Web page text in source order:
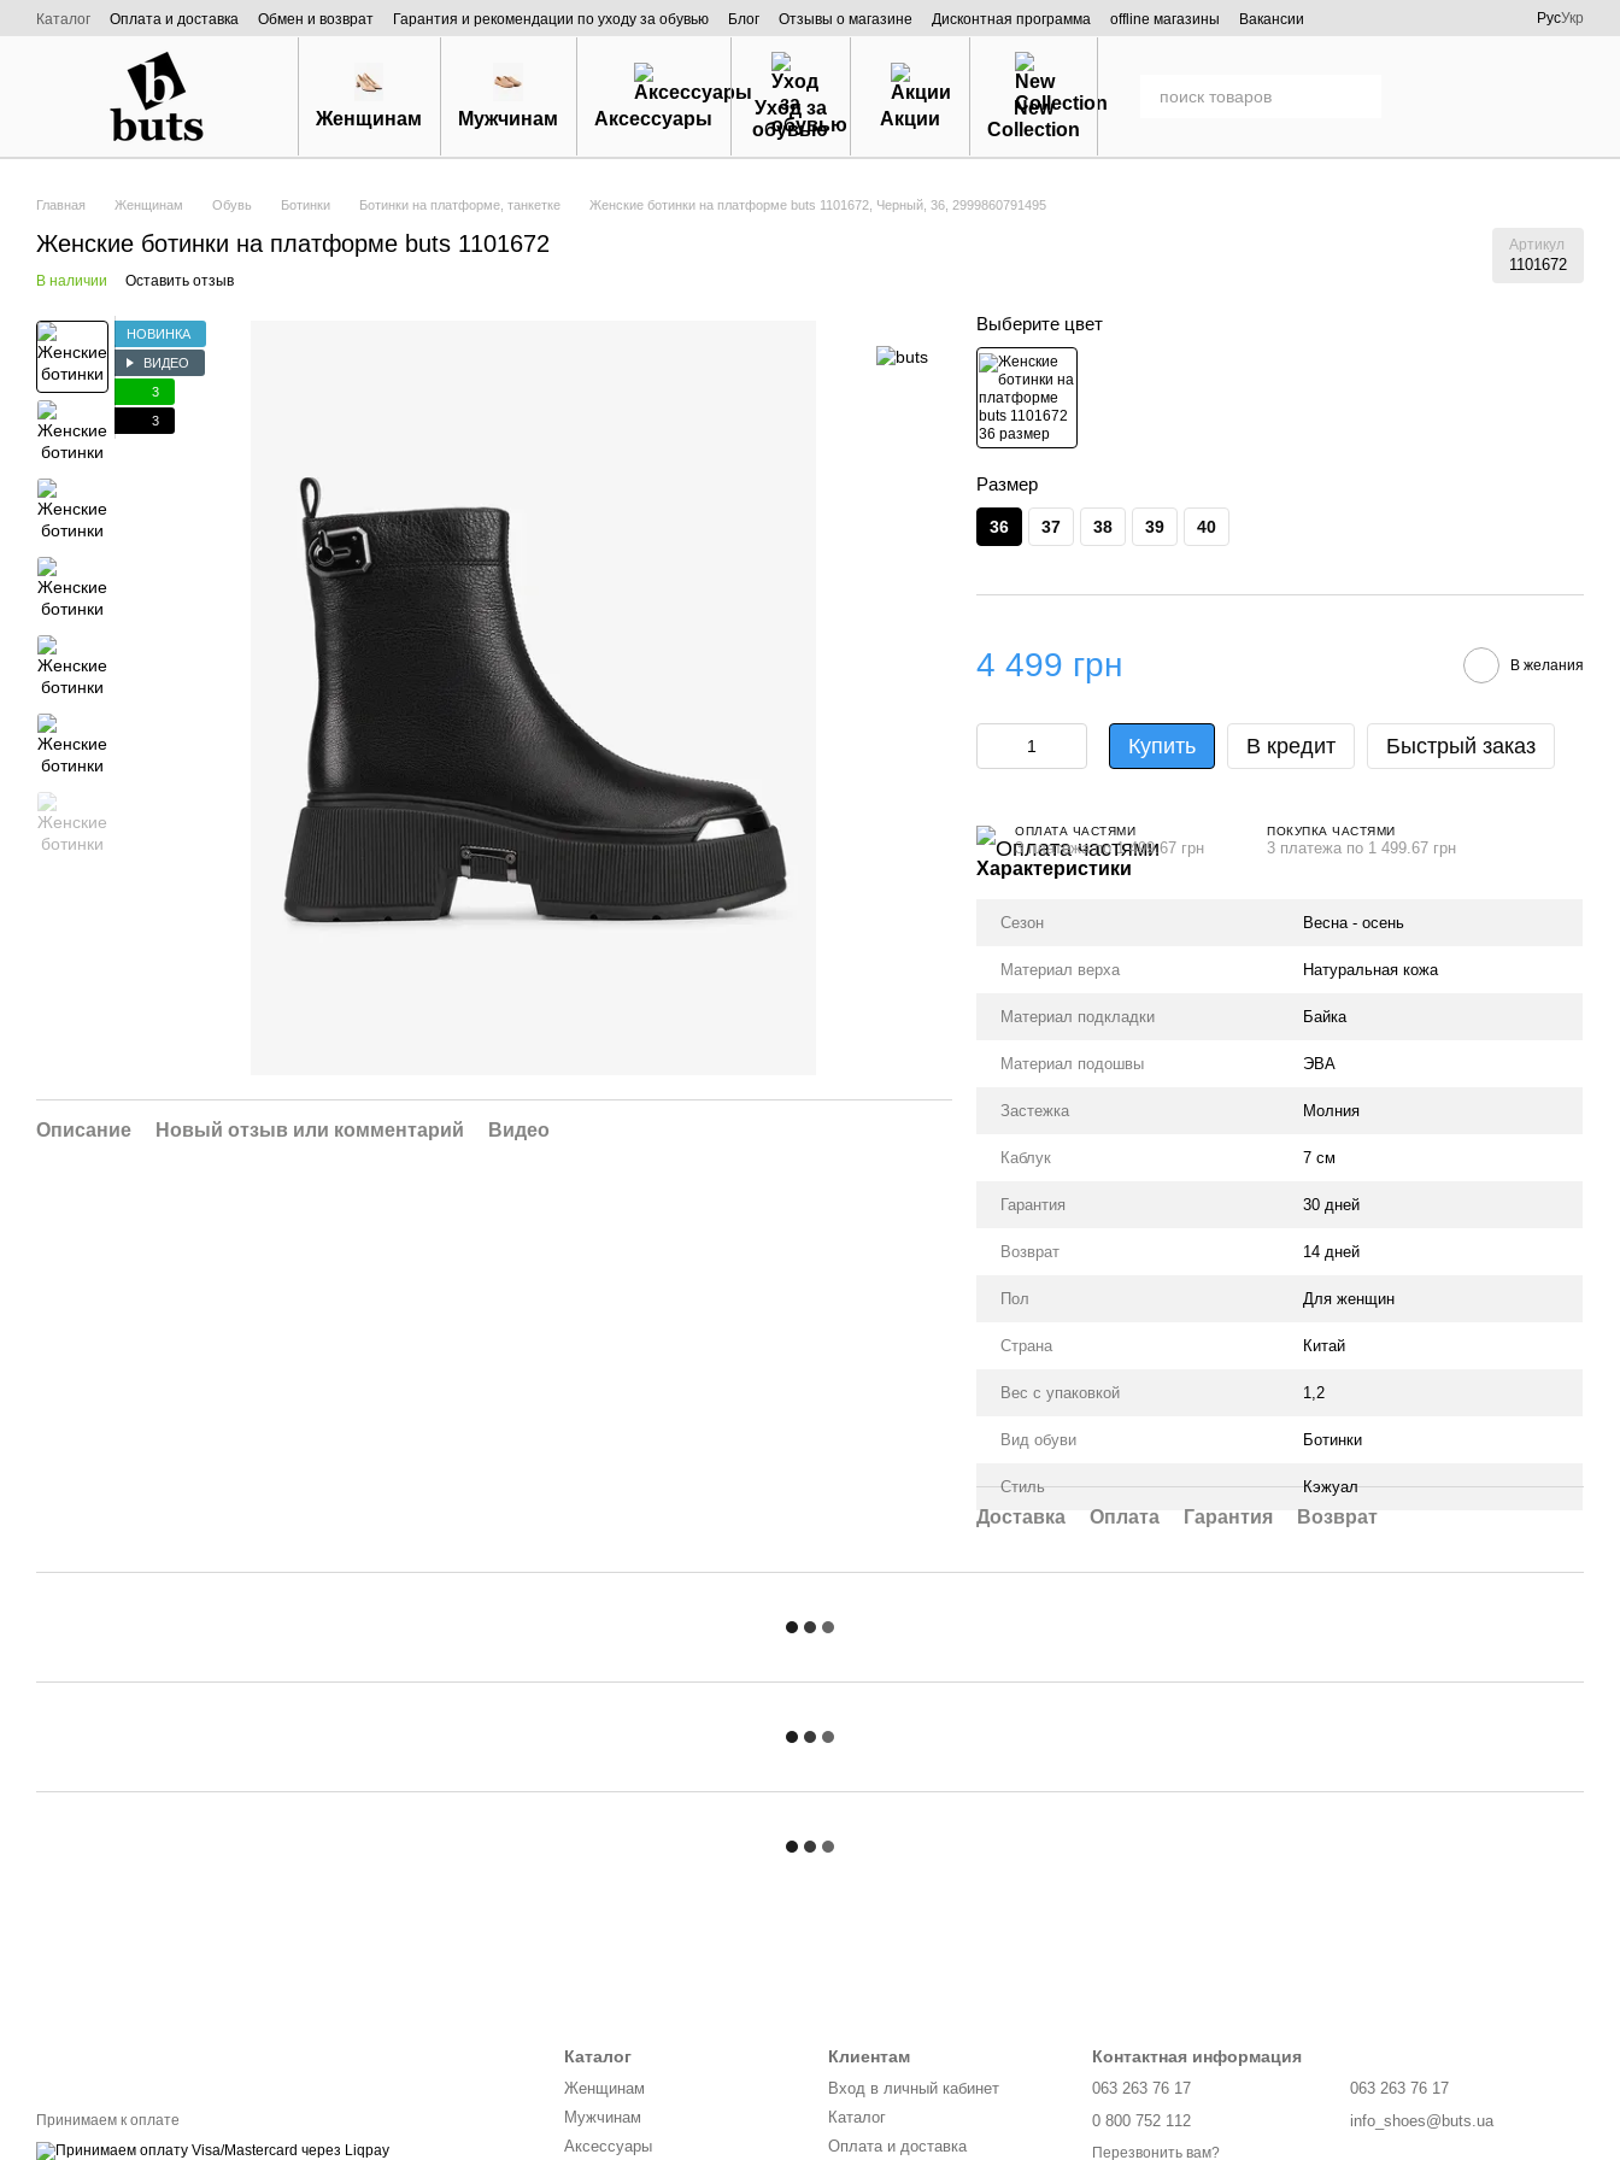
Перейти к основному контенту
Каталог Оплата и доставка Обмен и возврат Гарантия и рекомендации по уходу за обувью Блог Отзывы о магазине Дисконтная программа offline магазины
Вакансии
О нас
РусУкр
Женщинам Мужчинам Аксессуары
Уход за
обувью
Акции
New
Collection
Главная Женщинам Обувь Ботинки Ботинки на платформе, танкетке Женские ботинки на платформе buts 1101672, Черный, 36, 2999860791495
Женские ботинки на платформе buts 1101672 Артикул
1101672
В наличии Оставить отзыв
НОВИНКА
ВИДЕО
3
3
Описание Новый отзыв или комментарий Видео
Выберите цвет
Размер
36 37 38 39 40
4 499 грн В желания
Купить В кредит Быстрый заказ
ОПЛАТА ЧАСТЯМИ
3 платежа по 1 499.67 грн
ПОКУПКА ЧАСТЯМИ
3 платежа по 1 499.67 грн
Характеристики
Сезон Весна - осень
Материал верха Натуральная кожа
Материал подкладки Байка
Материал подошвы ЭВА
Застежка Молния
Каблук 7 см
Гарантия 30 дней
Возврат 14 дней
Пол Для женщин
Страна Китай
Вес с упаковкой 1,2
Вид обуви Ботинки
Стиль Кэжуал
Доставка Оплата Гарантия Возврат
Принимаем к оплате
Каталог
Женщинам
Мужчинам
Аксессуары
Клиентам
Вход в личный кабинет
Каталог
Оплата и доставка
Контактная информация
063 263 76 17
0 800 752 112
Перезвонить вам?
063 263 76 17
info_shoes@buts.ua